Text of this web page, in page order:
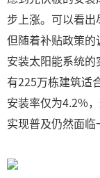
步上涨。可以看出
但随着补贴政策
安装太阳能系统
有225万栋建筑适
安装率仅为4.2%
实现普及仍然面临